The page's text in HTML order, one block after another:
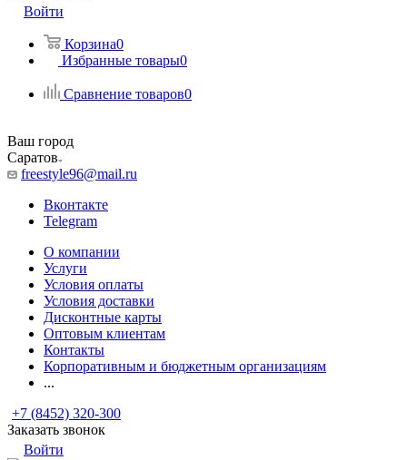
Войти
Корзина0
Избранные товары0
Сравнение товаров0
Ваш город
Саратов
freestyle96@mail.ru
Вконтакте
Telegram
О компании
Услуги
Условия оплаты
Условия доставки
Дисконтные карты
Оптовым клиентам
Контакты
Корпоративным и бюджетным организациям
...
+7 (8452) 320-300
Заказать звонок
Войти